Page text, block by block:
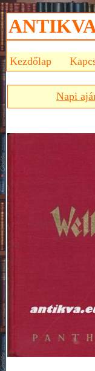
Kezdőlap
Napi